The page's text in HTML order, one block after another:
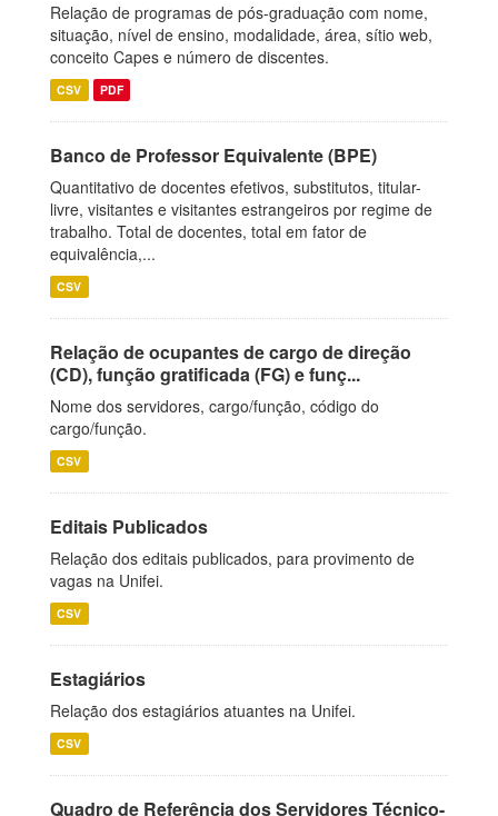
Relação de programas de pós-graduação com nome,
situação, nível de ensino, modalidade, área, sítio web,
conceito Capes e número de discentes.
CSV PDF
Banco de Professor Equivalente (BPE)
Quantitativo de docentes efetivos, substitutos, titular-
livre, visitantes e visitantes estrangeiros por regime de
trabalho. Total de docentes, total em fator de
equivalência,...
CSV
Relação de ocupantes de cargo de direção
(CD), função gratificada (FG) e funç...
Nome dos servidores, cargo/função, código do
cargo/função.
CSV
Editais Publicados
Relação dos editais publicados, para provimento de
vagas na Unifei.
CSV
Estagiários
Relação dos estagiários atuantes na Unifei.
CSV
Quadro de Referência dos Servidores Técnico-